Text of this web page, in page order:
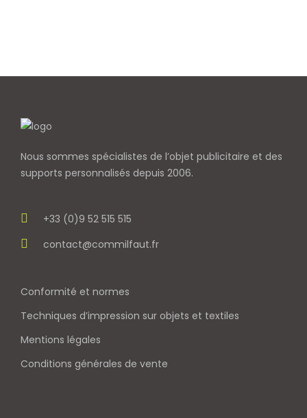
Nous sommes spécialistes de l’objet publicitaire et des
supports personnalisés depuis 2006.
+33 (0)9 52 515 515
contact@commilfaut.fr
Conformité et normes
Techniques d’impression sur objets et textiles
Mentions légales
Conditions générales de vente